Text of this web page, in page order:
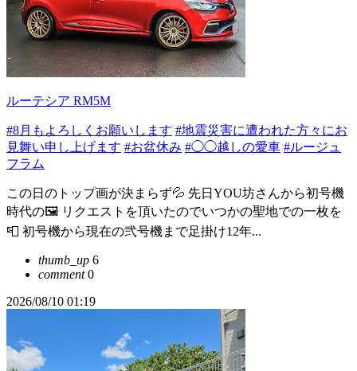
ルーテシア RM5M
#8月もよろしくお願いします #地震災害に遭われた方々にお
見舞い申し上げます #お盆休み #◯◯越しの愛車 #ルージュ
フラム
この日のトップ画が決まらず💦 先日YOU坊さんから初号機
時代の🖼️ リクエストを頂いたのでいつかの聖地での一枚を
📮 初号機から現在の弐号機まで足掛け12年...
thumb_up 6
comment0
2026/08/10 01:19